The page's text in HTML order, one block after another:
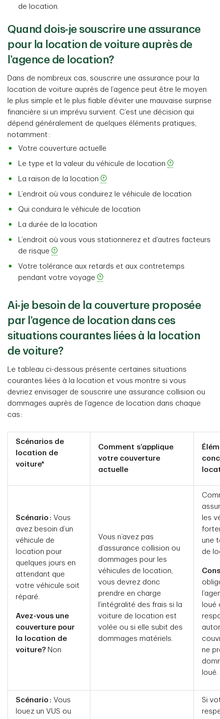
de location.
Quand dois-je souscrire une assurance
pour la location de voiture auprès de
l’agence de location?
Dans de nombreux cas, souscrire une assurance pour la
location de voiture auprès de l’agence peut être le moyen
le plus simple et le plus fiable d’éviter une mauvaise surprise
financière si un imprévu survient. C’est une décision qui
dépend généralement de quelques éléments pratiques,
notamment :
Votre couverture actuelle
Le type et la valeur du véhicule de location
La raison de la location
L’endroit où vous conduirez le véhicule de location
Qui conduira le véhicule de location
La durée de la location
L’endroit où vous vous stationnerez et d’autres facteurs
de risque
Votre tolérance aux retards et aux contretemps
pendant votre voyage
Ai-je besoin de la couverture proposée
par l’agence de location dans ces
situations courantes liées à la location
de voiture?
Le tableau ci-dessous présente certaines situations
courantes liées à la location et vous montre si vous
devriez envisager de souscrire une assurance collision ou
dommages auprès de l’agence de location dans chaque
cas :
Scénarios de
location de
voiture*
Comment s’applique
votre couverture
actuelle
Scénario : Vous
avez besoin d’un
véhicule de
location pour
quelques jours en
attendant que
votre véhicule soit
réparé.
Avez-vous une
couverture pour
la location de
voiture? Non
Vous n’avez pas
d’assurance collision ou
dommages pour les
véhicules de location,
vous devrez donc
prendre en charge
l’intégralité des frais si la
voiture de location est
volée ou si elle subit des
dommages matériels.
les
une
de
loué
ne
loué.
Scénario : Vous
louez un VUS ou
Si